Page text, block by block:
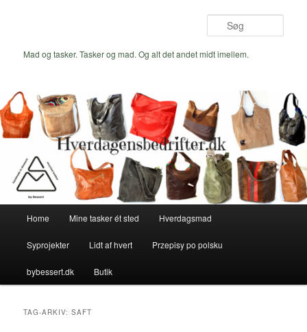
indhold
indholdMad og tasker. Tasker og mad. Og alt det andet midt imellem.
Home Mine tasker ét sted Hverdagsmad
Syprojekter Lidt af hvert Przepisy po polsku
bybessert.dk Butik
TAG-ARKIV:SAFT